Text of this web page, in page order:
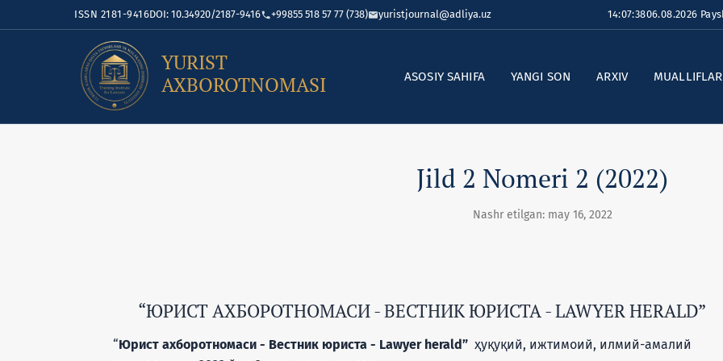
ISSN 2181-9416DOI: 10.34920/2187-9416 +99855 518 57 77 (738) yuristjournal@adliya.uz 14:07:3906.08.2026
YURIST
AXBOROTNOMASI
ASOSIY SAHIFA YANGI SON ARXIV
Jild 2 Nomeri 2 (2022)
Nashr etilgan: may 16, 2022
“ЮРИСТ АХБОРОТНОМАСИ - ВЕСТНИК ЮРИСТА - LAWYER HERALD”
“Юрист ахборотномаси - Вестник юриста - Lawyer herald” ҳуқуқий, ижтимоий, илмий-амалий